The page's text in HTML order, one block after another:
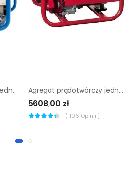
Agregat prądotwórczy jednofazowy Endress ESE 3000 BS Agregat prądotwórczy jednofazowy Endress ESE 306 HS-GT
5608,00 zł
( 106 Opinii )